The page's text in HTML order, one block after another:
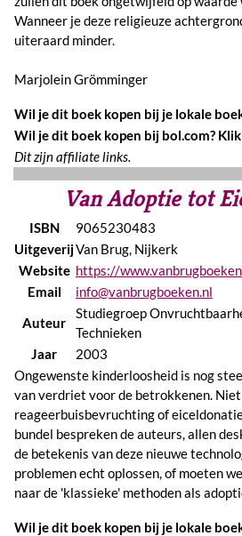
Wanneer je deze religieuze
uiteraard minder.
Marjolein Grömminger
Wil je dit boek kopen bij je lokale
Wil je dit boek kopen bij bol.com?
Dit zijn affiliate links.
Van Adoptie tot
ISBN
9065230483
UitgeverijVan Brug, Nijkerk
Website https://
Email
info@vanbrugboeken.nl
Auteur
Studiegroep
Technieken
Jaar
2003
Ongewenste kinderloosheid is nog
van verdriet voor de betrokkenen.
reageerbuisbevruchting of
bundel bespreken de auteurs, allen
de betekenis van deze nieuwe
problemen echt oplossen, of moeten
naar de 'klassieke' methoden als
Wil je dit boek kopen bij je lokale